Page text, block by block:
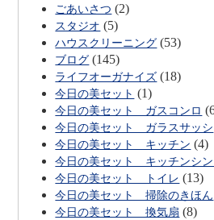
ごあいさつ (2)
スタジオ (5)
ハウスクリーニング (53)
ブログ (145)
ライフオーガナイズ (18)
今日の美セット (1)
今日の美セット ガスコンロ
今日の美セット ガラスサッシ
今日の美セット キッチン (4)
今日の美セット キッチンシン
今日の美セット トイレ (13)
今日の美セット 掃除のきほん
今日の美セット 換気扇 (8)